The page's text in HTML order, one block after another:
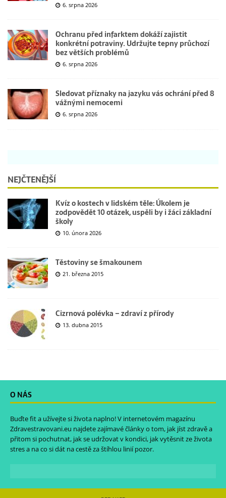
6. srpna 2026
Ochranu před infarktem dokáží zajistit
konkrétní potraviny. Udržujte tepny průchozí
bez větších problémů
6. srpna 2026
Sledovat příznaky na jazyku vás ochrání před 8
vážnými nemocemi
6. srpna 2026
NEJČTENĚJŠÍ
Kvíz o kostech v lidském těle: Úkolem je
zodpovědět 10 otázek, uspěli by i žáci základní
školy
10. února 2026
Těstoviny se šmakounem
21. března 2015
Cizrnová polévka – zdraví z přírody
13. dubna 2015
O NÁS
Buďte fit a užívejte si života naplno! V internetovém magazínu
Zdravestravovani.eu najdete zajímavé články o tom, jak jíst zdravě a
přitom si pochutnat, jak se udržovat v kondici, jak vytěsnit ze života
stres a na co si dát na cestě za štíhlou linií pozor.